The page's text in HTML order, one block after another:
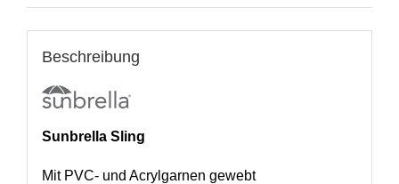
Beschreibung
Sunbrella Sling
Mit PVC- und Acrylgarnen gewebt